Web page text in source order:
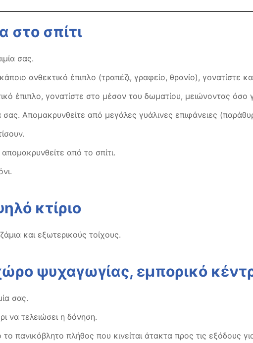
στο σπίτι
σας.
ανθεκτικό έπιπλο (τραπέζι, γραφείο, θρανίο), γονατίστε
έπιπλο, γονατίστε στο μέσον του δωματίου, μειώνοντας
Απομακρυνθείτε από μεγάλες γυάλινες επιφάνειες
από το σπίτι.
κτίριο
και εξωτερικούς τοίχους.
ψυχαγωγίας, εμπορικό
σας.
να τελειώσει η δόνηση.
πανικόβλητο πλήθος που κινείται άτακτα προς τις εξόδους